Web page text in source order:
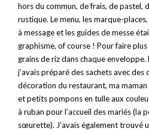
hors du commun, de frais, de pastel,
rustique. Le menu, les marque-
à message et les guides de messe
graphisme, of course ! Pour faire plus
grains de riz dans chaque
j’avais préparé des sachets avec
décoration du restaurant, ma
et petits pompons en tulle aux
à ruban pour l’accueil des mariés (la
sœurette). J’avais également trouvé